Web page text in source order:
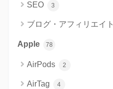
SEO 3
ブログ・アフィリエイト
Apple 78
AirPods 2
AirTag 4